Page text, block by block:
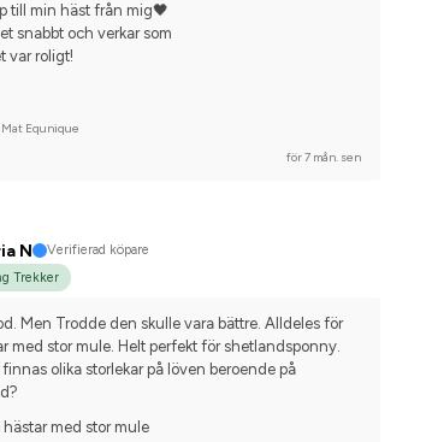
till min häst från mig🖤
snabbt och verkar som
var roligt!
Equnique
för 7 mån. sen
N
Verifierad köpare
Trekker
Men Trodde den skulle vara bättre. Alldeles för
med stor mule. Helt perfekt för shetlandsponny.
finnas olika storlekar på löven beroende på
hästar med stor mule